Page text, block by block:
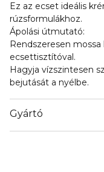
Ez az ecset ideális
rúzsformulákhoz.
Ápolási útmutató:
Rendszeresen
ecsettisztítóval.
Hagyja vízszintesen
bejutását a nyélbe.
Gyártó